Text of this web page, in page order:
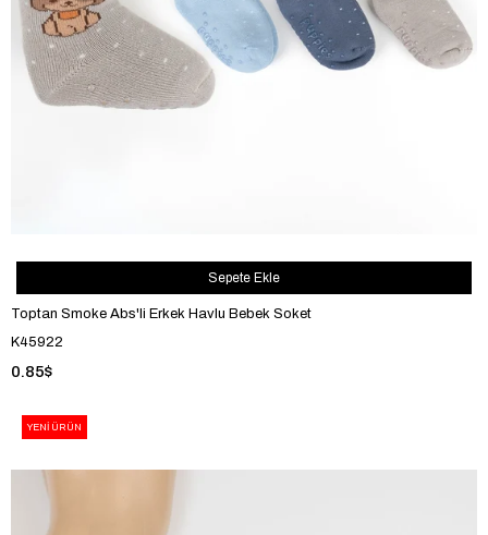
Toptan Smoke Abs'li Erkek Havlu Bebek Soket
K45922
0.85$
Sepete Ekle
YENI ÜRÜN